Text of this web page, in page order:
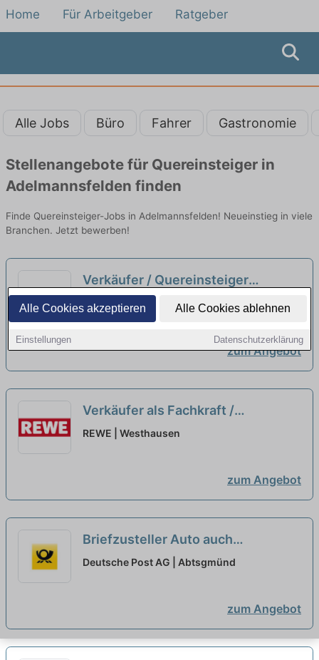
Alle Cookies akzeptieren Alle Cookies ablehnen
Einstellungen Datenschutzerklärung
Home Für Arbeitgeber Ratgeber
Alle Jobs Büro Fahrer Gastronomie
Stellenangebote für Quereinsteiger in
Adelmannsfelden finden
Finde Quereinsteiger-Jobs in Adelmannsfelden! Neueinstieg in viele
Branchen. Jetzt bewerben!
Verkäufer / Quereinsteiger
Bedientheke / Metzgerei (m/w/d)
neu
Heiko Schnell Inh. Anja Schnell e.K. |
Ellwangen (Jagst)
zum Angebot
Verkäufer als Fachkraft /
Quereinsteiger Frischetheke
REWE | Westhausen
zum Angebot
Briefzusteller Auto auch
(Quereinsteiger) neu
Deutsche Post AG | Abtsgmünd
zum Angebot